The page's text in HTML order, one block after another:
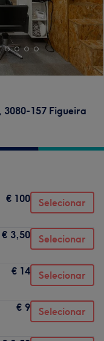
3080-157 Figueira
€ 100 Selecionar
€ 3,50 Selecionar
€ 14 Selecionar
€ 9 Selecionar